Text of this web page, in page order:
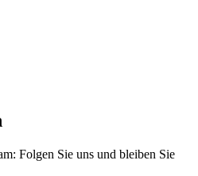
Folgen Sie uns und bleiben Sie